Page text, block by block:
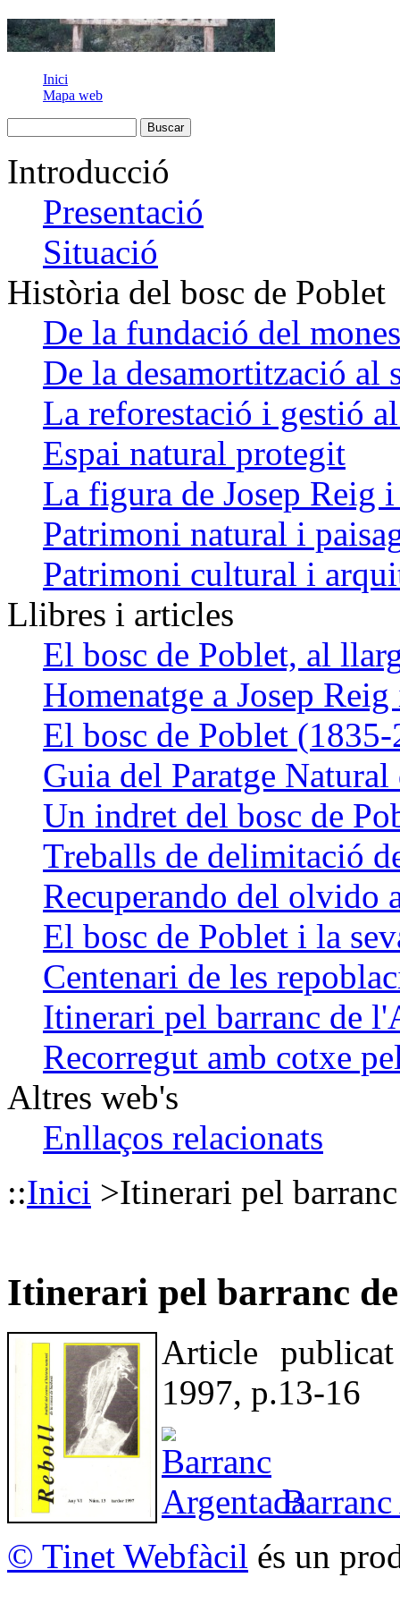
Inici
Mapa web
Introducció
Presentació
Situació
Història del bosc de Poblet
De la fundació del
De la desamortització al
La reforestació i gestió
Espai natural protegit
La figura de Josep Reig
Patrimoni natural i
Patrimoni cultural i
Llibres i articles
El bosc de Poblet, al
Homenatge a Josep
El bosc de Poblet
Guia del Paratge Natural
Un indret del bosc de
Treballs de delimitació
Recuperando del olvido
El bosc de Poblet i la
Centenari de les
Itinerari pel barranc de
Recorregut amb cotxe
Altres web's
Enllaços relacionats
::Inici >Itinerari pel
Itinerari pel barranc
Article
1997, p.13-16
© Tinet Webfàcil és un